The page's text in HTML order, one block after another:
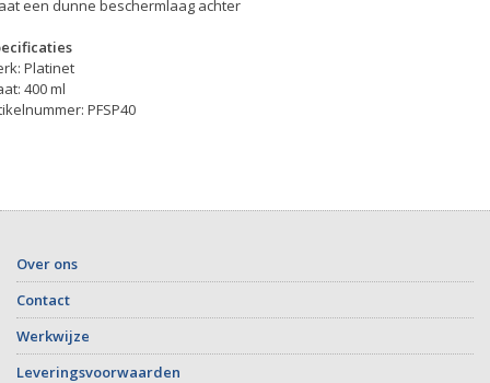
een dunne beschermlaag achter
Platinet
400 ml
PFSP40
Over ons
Contact
Werkwijze
Leveringsvoorwaarden